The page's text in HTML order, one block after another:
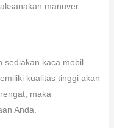
manuver
sediakan kaca mobil
kualitas tinggi akan
maka
Anda.